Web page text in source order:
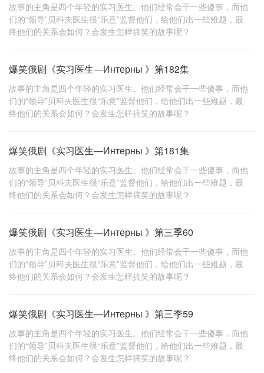
故事的主角是四个年轻的实习医生。他们经常会干一些傻事，而他
们的“领导”贝科夫医生很“乐意”监督他们，给他们出一些难题，最
终他们的关系会如何？会发生怎样搞笑的故事呢？
爆笑俄剧《实习医生—Интерны 》第182集
故事的主角是四个年轻的实习医生。他们经常会干一些傻事，而他
们的“领导”贝科夫医生很“乐意”监督他们，给他们出一些难题，最
终他们的关系会如何？会发生怎样搞笑的故事呢？
爆笑俄剧《实习医生—Интерны 》第181集
故事的主角是四个年轻的实习医生。他们经常会干一些傻事，而他
们的“领导”贝科夫医生很“乐意”监督他们，给他们出一些难题，最
终他们的关系会如何？会发生怎样搞笑的故事呢？
爆笑俄剧《实习医生—Интерны 》第三季60
故事的主角是四个年轻的实习医生。他们经常会干一些傻事，而他
们的“领导”贝科夫医生很“乐意”监督他们，给他们出一些难题，最
终他们的关系会如何？会发生怎样搞笑的故事呢？
爆笑俄剧《实习医生—Интерны 》第三季59
故事的主角是四个年轻的实习医生。他们经常会干一些傻事，而他
们的“领导”贝科夫医生很“乐意”监督他们，给他们出一些难题，最
终他们的关系会如何？会发生怎样搞笑的故事呢？